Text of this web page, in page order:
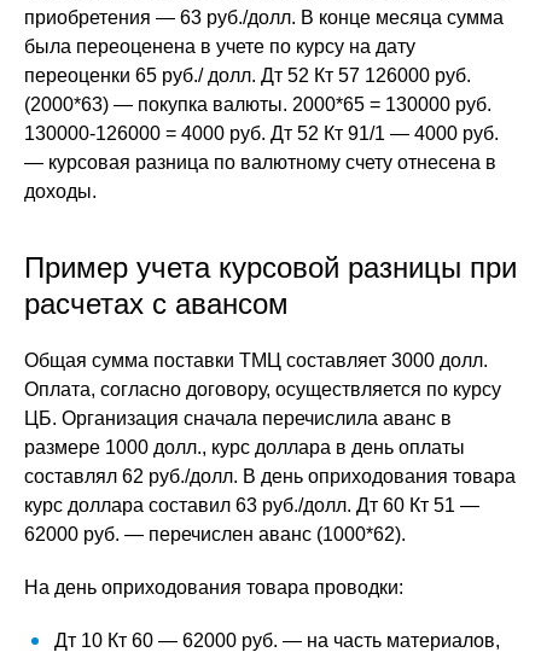
приобретения — 63 руб./долл. В конце месяца сумма
была переоценена в учете по курсу на дату
переоценки 65 руб./ долл. Дт 52 Кт 57 126000 руб.
(2000*63) — покупка валюты. 2000*65 = 130000 руб.
130000-126000 = 4000 руб. Дт 52 Кт 91/1 — 4000 руб.
— курсовая разница по валютному счету отнесена в
доходы.
Пример учета курсовой разницы при
расчетах с авансом
Общая сумма поставки ТМЦ составляет 3000 долл.
Оплата, согласно договору, осуществляется по курсу
ЦБ. Организация сначала перечислила аванс в
размере 1000 долл., курс доллара в день оплаты
составлял 62 руб./долл. В день оприходования товара
курс доллара составил 63 руб./долл. Дт 60 Кт 51 —
62000 руб. — перечислен аванс (1000*62).
На день оприходования товара проводки:
Дт 10 Кт 60 — 62000 руб. — на часть материалов,